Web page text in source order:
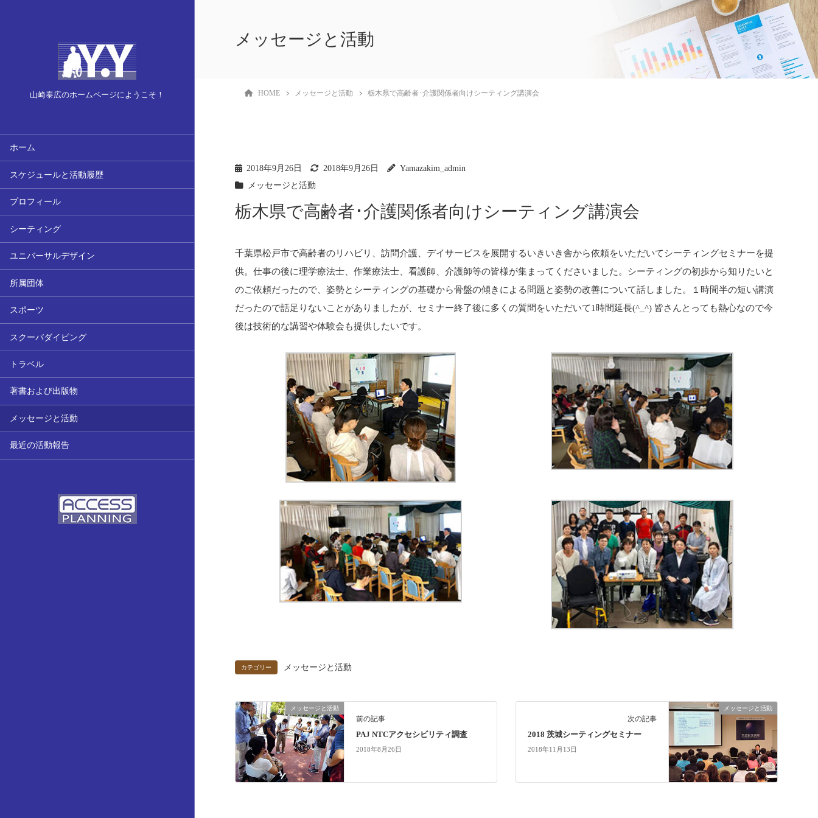
山崎泰広のホームページにようこそ！
ホーム
スケジュールと活動履歴
プロフィール
シーティング
ユニバーサルデザイン
所属団体
スポーツ
スクーバダイビング
トラベル
著書および出版物
メッセージと活動
最近の活動報告
メッセージと活動
HOME メッセージと活動 栃木県で高齢者･介護関係者向けシーティング講演会
2018年9月26日 2018年9月26日
Yamazakim_admin
メッセージと活動
栃木県で高齢者･介護関係者向けシーティング講演会
千葉県松戸市で高齢者のリハビリ、訪問介護、デイサービスを展開するいきいき舎から依頼をいただいてシーティングセミナーを提
供。仕事の後に理学療法士、作業療法士、看護師、介護師等の皆様が集まってくださいました。シーティングの初歩から知りたいと
のご依頼だったので、姿勢とシーティングの基礎から骨盤の傾きによる問題と姿勢の改善について話しました。１時間半の短い講演
だったので話足りないことがありましたが、セミナー終了後に多くの質問をいただいて1時間延長(^_^) 皆さんとっても熱心なので今
後は技術的な講習や体験会も提供したいです。
カテゴリー メッセージと活動
メッセージと活動
前の記事
PAJ NTCアクセシビリティ調査
2018年8月26日
メッセージと活動
次の記事
2018 茨城シーティングセミナー
2018年11月13日